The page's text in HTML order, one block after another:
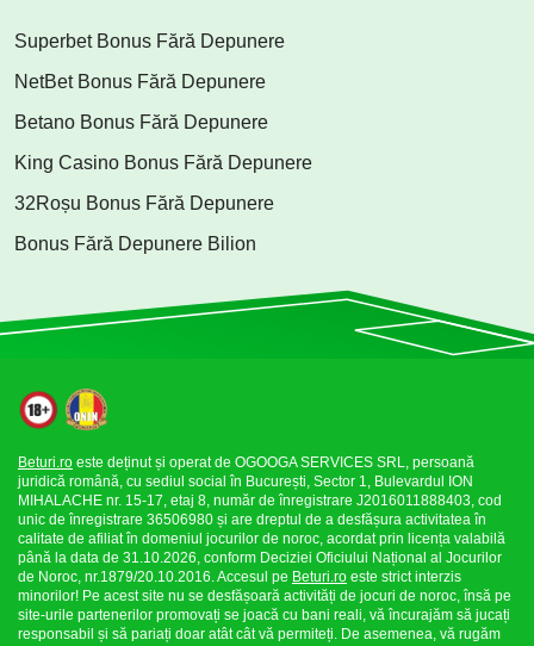
Superbet Bonus Fără Depunere
NetBet Bonus Fără Depunere
Betano Bonus Fără Depunere
King Casino Bonus Fără Depunere
32Roșu Bonus Fără Depunere
Bonus Fără Depunere Bilion
Beturi.ro este deținut și operat de OGOOGA SERVICES SRL, persoană
juridică română, cu sediul social în București, Sector 1, Bulevardul ION
MIHALACHE nr. 15-17, etaj 8, număr de înregistrare J2016011888403, cod
unic de înregistrare 36506980 și are dreptul de a desfășura activitatea în
calitate de afiliat în domeniul jocurilor de noroc, acordat prin licența valabilă
până la data de 31.10.2026, conform Deciziei Oficiului Național al Jocurilor
de Noroc, nr.1879/20.10.2016. Accesul pe Beturi.ro este strict interzis
minorilor! Pe acest site nu se desfășoară activități de jocuri de noroc, însă pe
site-urile partenerilor promovați se joacă cu bani reali, vă încurajăm să jucați
responsabil și să pariați doar atât cât vă permiteți. De asemenea, vă rugăm